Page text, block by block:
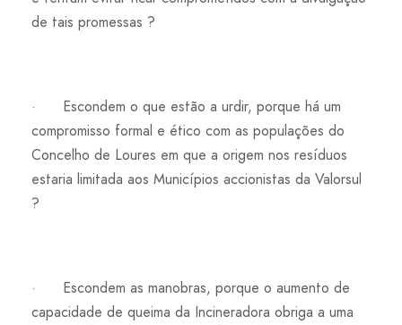
de tais promessas ?
· Escondem o que estão a urdir, porque há um
compromisso formal e ético com as populações do
Concelho de Loures em que a origem nos resíduos
estaria limitada aos Municípios accionistas da Valorsul
?
· Escondem as manobras, porque o aumento de
capacidade de queima da Incineradora obriga a uma